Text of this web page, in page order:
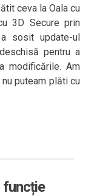
ceva la Oala cu
3D Secure prin
sosit update-ul
pentru a
modificările. Am
puteam plăti cu
funcție